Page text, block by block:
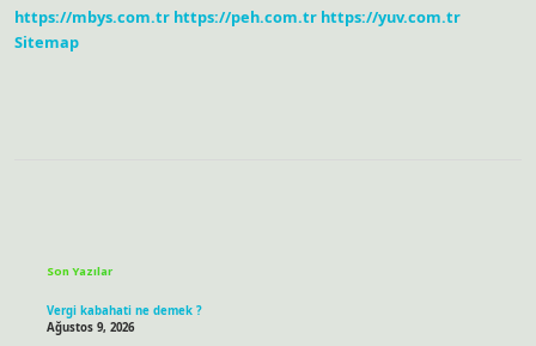
https://mbys.com.tr https://peh.com.tr https://yuv.com.tr
Sitemap
Son Yazılar
Vergi kabahati ne demek ?
Ağustos 9, 2026